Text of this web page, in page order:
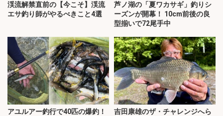
渓流解禁直前の【今こそ】渓流
エサ釣り師がやるべきこと4選
芦ノ湖の「夏ワカサギ」釣りシ
ーズンが開幕！ 10cm前後の良
型揃いで72尾手中
アユルアー釣行で40匹の爆釣！
吉田康雄のザ・チャレンジへら